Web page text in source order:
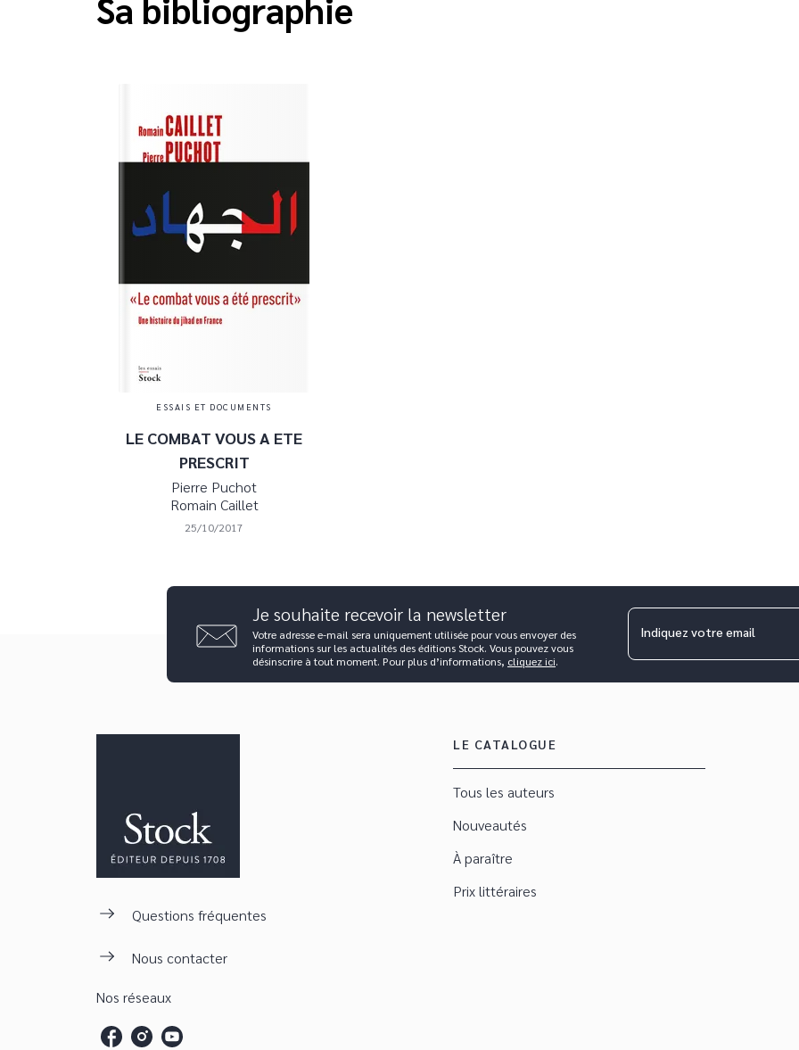
ESSAIS ET DOCUMENTS
LE COMBAT VOUS A ETE
PRESCRIT
Pierre Puchot
Romain Caillet
25/10/2017
Je souhaite recevoir la newsletter
Votre adresse e-mail sera uniquement utilisée pour vous envoyer des
informations sur les actualités des éditions Stock. Vous pouvez vous
désinscrire à tout moment. Pour plus d’informations, cliquez ici.
Indiquez votre email
Questions fréquentes
Nous contacter
Nos réseaux
LE CATALOGUE
Tous les auteurs
Nouveautés
À paraître
Prix littéraires